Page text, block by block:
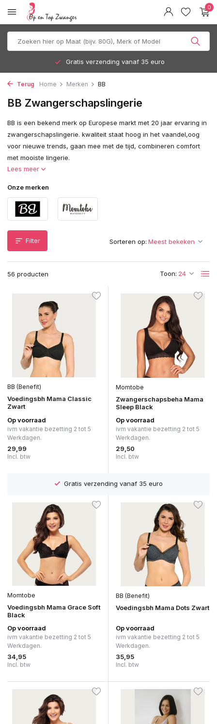
0
Gratis verzending vanaf 35 euro
Terug Home Merken BB
BB Zwangerschapslingerie
BB is een bekend merk op Europese markt met 20 jaar ervaring in
zwangerschapslingerie. kwaliteit staat hoog in het vaandel,oog
voor nieuwe trends, gaan mee met de tijd, combineren comfort
met mooiste lingerie.
Lees meer
Onze merken
Filter
56 producten Toon:
Sorteren op:
BB (Benefit)
Voedingsbh Mama Classic
Zwart
Op voorraad
ivm vakantie bezetting 2 tot 5
Werkdagen.
29,99
Incl. btw
Momtobe
Zwangerschapsbeha Mama
Sleep Black
Op voorraad
ivm vakantie bezetting 2 tot 5
Werkdagen.
29,50
Incl. btw
Gratis verzending vanaf 35 euro
Momtobe
Voedingsbh Mama Grace Soft
Black
Op voorraad
ivm vakantie bezetting 2 tot 5
Werkdagen.
34,95
Incl. btw
BB (Benefit)
Voedingsbh Mama Dots Zwart
Op voorraad
ivm vakantie bezetting 2 tot 5
Werkdagen.
35,95
Incl. btw